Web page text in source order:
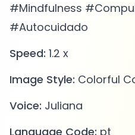
#Mindfulness
#Autocuidado
Speed: 1.2 x
Image Style: Colorful
Voice: Juliana
Language Code: pt